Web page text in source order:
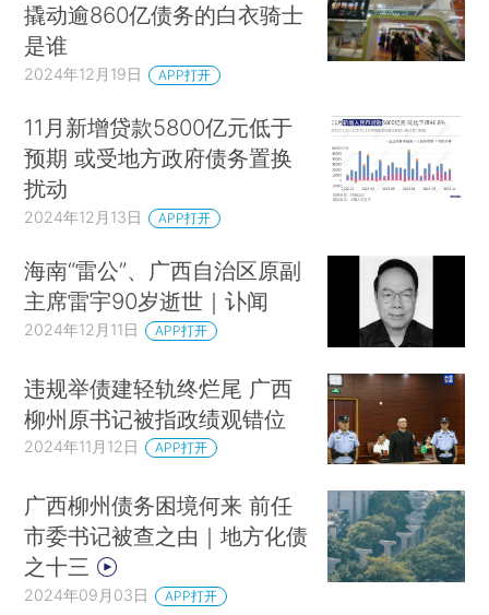
撬动逾860亿债务的白衣骑士
是谁
2024年12月19日 APP打开
11月新增贷款5800亿元低于
预期 或受地方政府债务置换
扰动
2024年12月13日 APP打开
海南“雷公”、广西自治区原副
主席雷宇90岁逝世｜讣闻
2024年12月11日 APP打开
违规举债建轻轨终烂尾 广西
柳州原书记被指政绩观错位
2024年11月12日 APP打开
广西柳州债务困境何来 前任
市委书记被查之由｜地方化债
之十三
2024年09月03日 APP打开